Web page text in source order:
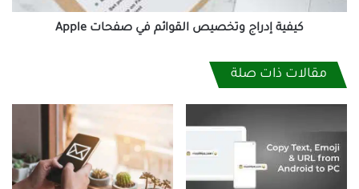
كيفية إدراج وتخصيص القوائم في صفحات Apple
مقالات ذات صلة